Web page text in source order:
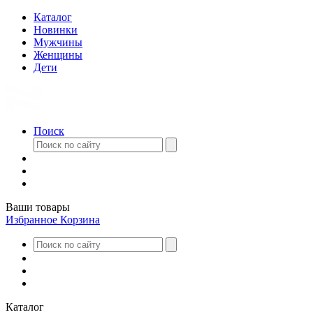
Каталог
Новинки
Мужчины
Женщины
Дети
Поиск
Ваши товары
Избранное Корзина
Каталог